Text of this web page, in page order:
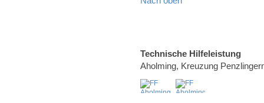
Technische Hilfeleistung
Aholming, Kreuzung